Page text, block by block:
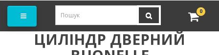
0
ЦИЛІНДР ДВЕРНИЙ